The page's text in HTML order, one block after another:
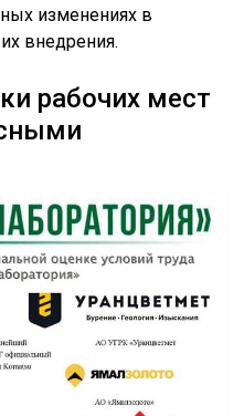
изменениях в
внедрения.
рабочих мест